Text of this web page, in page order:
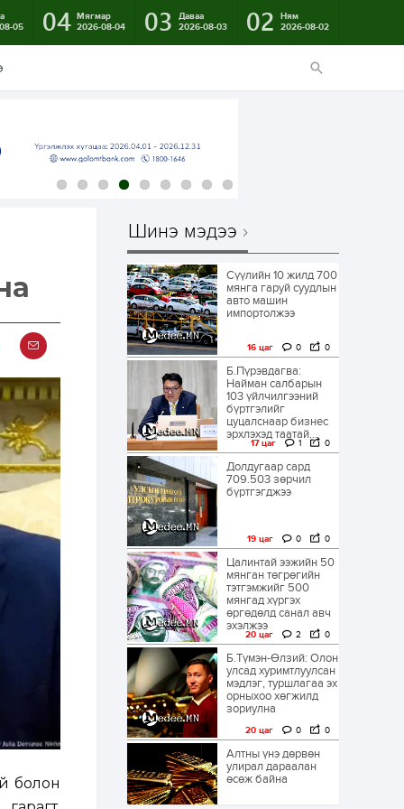
05
04 Мягмар
2026-08-04
03
Даваа
2026-08-03
02
Ням
2026-08-02
болон
Шинэ мэдээ
Сүүлийн 10 жилд 700
мянга гаруй суудлын
авто машин
импортолжээ
16 цаг 0 0
Б.Пүрэвдагва:
Найман салбарын
103 үйлчилгээний
бүртгэлийг
цуцалснаар бизнес
эрхлэхэд таатай...
17 цаг 1 0
Долдугаар сард
709.503 зөрчил
бүртгэгджээ
19 цаг 0 0
Цалинтай ээжийн 50
мянган төгрөгийн
тэтгэмжийг 500
мянгад хүргэх
өргөдөлд санал авч
эхэлжээ
20 цаг 2 0
Б.Түмэн-Өлзий: Олон
улсад хуримтлуулсан
мэдлэг, туршлагаа эх
орныхоо хөгжилд
зориулна
20 цаг 0 0
Алтны үнэ дөрвөн
улирал дараалан
өсөж байна